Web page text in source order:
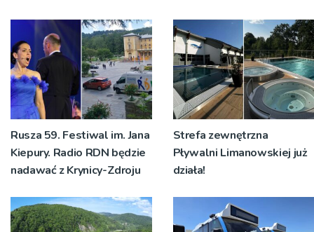
Rusza 59. Festiwal im. Jana
Kiepury. Radio RDN będzie
nadawać z Krynicy-Zdroju
Strefa zewnętrzna
Pływalni Limanowskiej już
działa!